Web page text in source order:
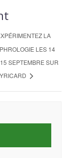
LA
LES 14
SEPTEMBRE SUR